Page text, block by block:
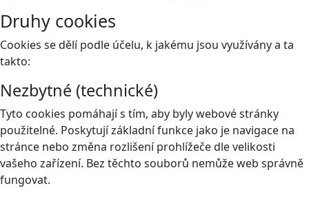
Druhy cookies
Cookies se dělí podle účelu, k jakému jsou využívány a ta
takto:
Nezbytné (technické)
Tyto cookies pomáhají s tím, aby byly webové stránky
použitelné. Poskytují základní funkce jako je navigace na
stránce nebo změna rozlišení prohlížeče dle velikosti
vašeho zařízení. Bez těchto souborů nemůže web správně
fungovat.